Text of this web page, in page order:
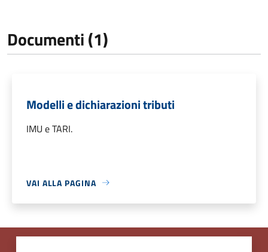
Documenti (1)
Modelli e dichiarazioni tributi
IMU e TARI.
VAI ALLA PAGINA